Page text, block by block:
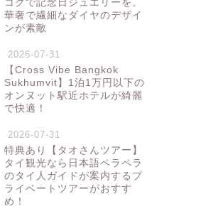
コクで記念日ジュエリーを。
華奢で繊細なダイヤのデザイ
ンが素敵
2026-07-31
【Cross Vibe Bangkok
Sukhumvit】1泊1万円以下の
オンヌット駅近ホテルが綺麗
で快適！
2026-07-31
特典あり【タオさんツアー】
タイ観光なら日本語ペラペラ
のタイ人ガイドが案内するプ
ライベートツアーがおすす
め！